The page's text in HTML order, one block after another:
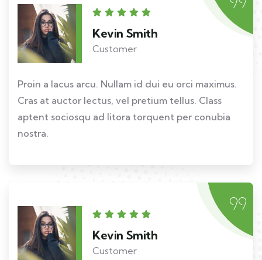
Kevin Smith
Customer
Proin a lacus arcu. Nullam id dui eu orci maximus.
Cras at auctor lectus, vel pretium tellus. Class
aptent sociosqu ad litora torquent per conubia
nostra.
Kevin Smith
Customer